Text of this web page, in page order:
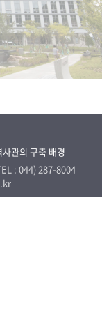
장
사관의 구축 배경
: 044) 287-8004